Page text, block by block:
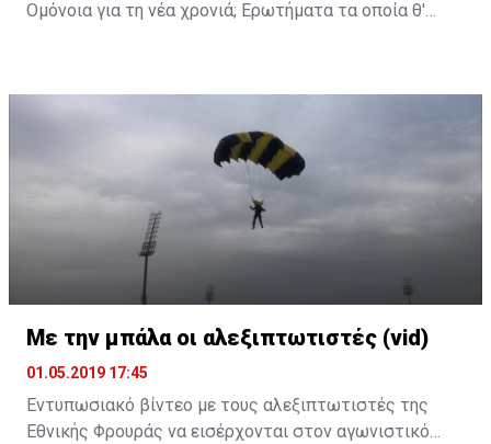
Ομόνοια για τη νέα χρονιά; Ερωτήματα τα οποία θ'
Με την μπάλα οι αλεξιπτωτιστές (vid)
01.05.2019 17:45
Εντυπωσιακό βίντεο με τους αλεξιπτωτιστές της
Εθνικής Φρουράς να εισέρχονται στον αγωνιστικό